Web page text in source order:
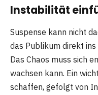
Instabilität
Suspense kann nicht
das Publikum direkt
Das Chaos muss sich
wachsen kann. Ein
schaffen, gefolgt von